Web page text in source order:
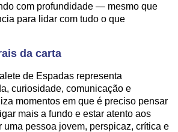
com profundidade — mesmo que
para lidar com tudo o que
da carta
de Espadas representa
curiosidade, comunicação e
momentos em que é preciso pensar
mais a fundo e estar atento aos
pessoa jovem, perspicaz, crítica e